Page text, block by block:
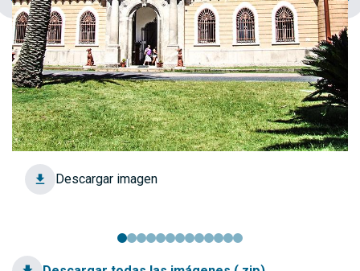
Descargar imagen